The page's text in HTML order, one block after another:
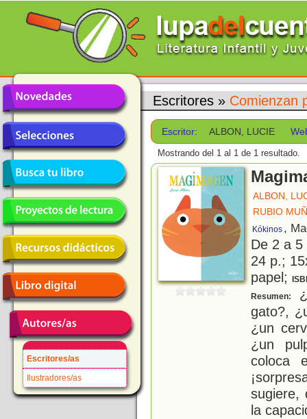
Escritores/as
Ilustradores/as
Escritores » Comienzan
Escritor: ALBON, LUCIE
Mostrando del 1 al 1 de 1 resultado.
ALBON,
RUBIO
Kókinos ,
De 2 a
24 p.;
papel;
Resumen:
gato?,
¿un
¿un
coloca
sugiere,
la